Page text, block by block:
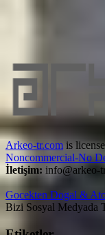
Arkeo-tr.com is
Noncommercial-No
İletişim: info@arkeo-
Gocekten Dogal &
Bizi Sosyal Medyada